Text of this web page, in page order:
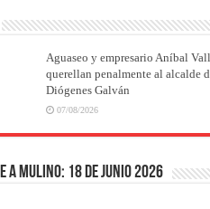
Aguaseo y empresario Aníbal
querellan penalmente al alcalde
Diógenes Galván
07/08/2026
a Mulino: 18 de junio 2026